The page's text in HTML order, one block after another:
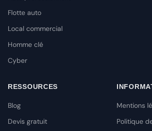
Flotte auto
Local commercial
Homme clé
Cyber
RESSOURCES
Blog
Devis gratuit
Mentions
Politique